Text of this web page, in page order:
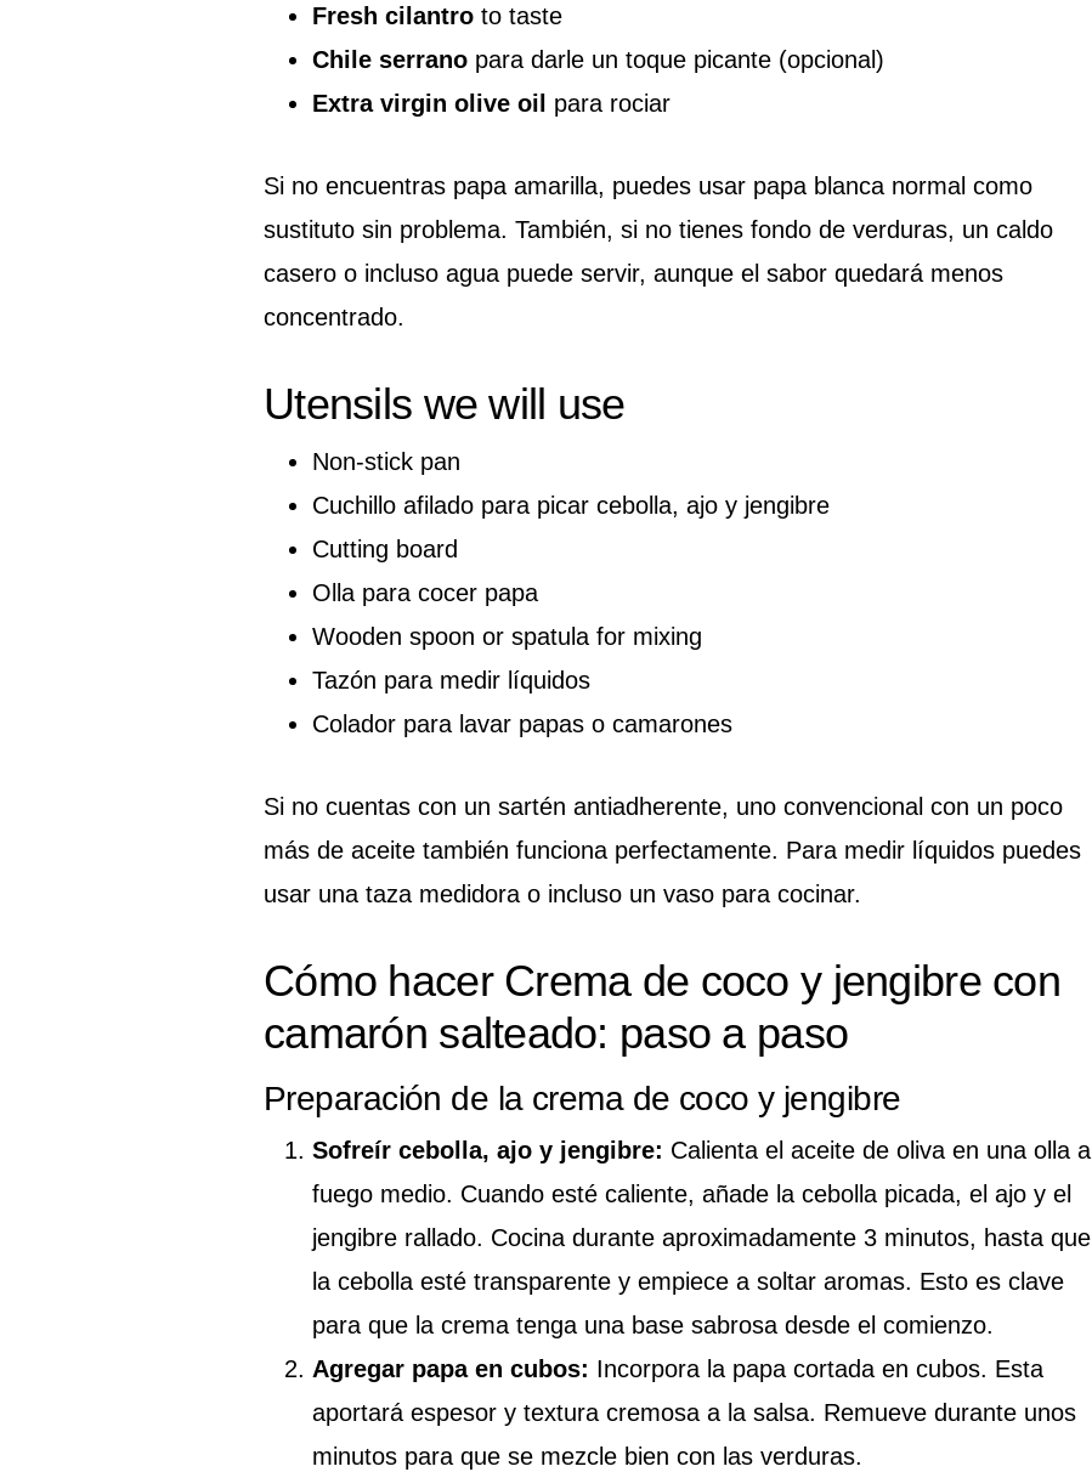
Fresh cilantro to taste
Chile serrano para darle un toque picante (opcional)
Extra virgin olive oil
para rociar
Si no encuentras papa amarilla, puedes usar papa blanca normal como
sustituto sin problema. También, si no tienes fondo de verduras, un caldo
casero o incluso agua puede servir, aunque el sabor quedará menos
concentrado.
Utensils we will use
Non-stick pan
Cuchillo afilado para picar cebolla, ajo y jengibre
Cutting board
Olla para cocer papa
Wooden spoon or spatula for mixing
Tazón para medir líquidos
Colador para lavar papas o camarones
Si no cuentas con un sartén antiadherente, uno convencional con un poco
más de aceite también funciona perfectamente. Para medir líquidos puedes
usar una taza medidora o incluso un vaso para cocinar.
Cómo hacer Crema de coco y jengibre con
camarón salteado: paso a paso
Preparación de la crema de coco y jengibre
Sofreír cebolla, ajo y jengibre: Calienta el aceite de oliva en una olla a
fuego medio. Cuando esté caliente, añade la cebolla picada, el ajo y el
jengibre rallado. Cocina durante aproximadamente 3 minutos, hasta que
la cebolla esté transparente y empiece a soltar aromas. Esto es clave
para que la crema tenga una base sabrosa desde el comienzo.
Agregar papa en cubos: Incorpora la papa cortada en cubos. Esta
aportará espesor y textura cremosa a la salsa. Remueve durante unos
minutos para que se mezcle bien con las verduras.